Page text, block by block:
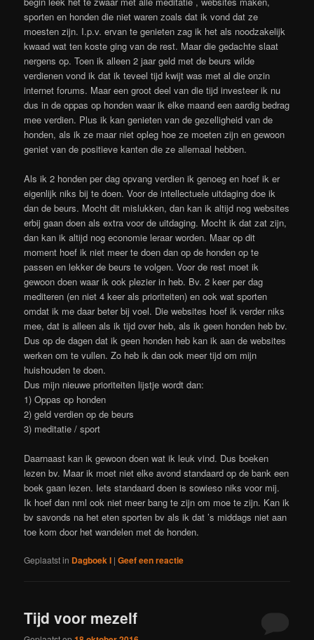
sporten en honden die niet waren zoals dat ik vond dat ze
moesten zijn. I.p.v. ervan te genieten zag ik het als noodzakelijk
kwaad wat ten koste ging van de rest. Maar die gedachte slaat
nergens op. Toen ik alleen 2 jaar geld met de beurs wilde
verdienen vond ik dat ik teveel tijd kwijt was met al die onzin
internet forums. Maar een groot deel van die tijd investeer ik nu
dus in de oppas op honden waar ik elke maand een aardig bedrag
mee verdien. Plus ik kan genieten van de gezelligheid van de
honden, als ik ze maar niet opleg hoe ze moeten zijn en gewoon
geniet van de positieve kanten die ze allemaal hebben.
Als ik 2 honden per dag opvang verdien ik genoeg en hoef ik er
eigenlijk niks bij te doen. Voor de intellectuele uitdaging doe ik
dan de beurs. Mocht dit mislukken, dan kan ik altijd nog websites
erbij gaan doen als extra voor de uitdaging. Mocht ik dat zat zijn,
dan kan ik altijd nog economie leraar worden. Maar op dit
moment hoef ik niet meer te doen dan op de honden op te
passen en lekker de beurs te volgen. Voor de rest moet ik
gewoon doen waar ik ook plezier in heb. Bv. 2 keer per dag
mediteren (en niet 4 keer als prioriteiten) en ook wat sporten
omdat ik me daar beter bij voel. Die websites hoef ik verder niks
mee, dat is alleen als ik tijd over heb, als ik geen honden heb bv.
Dus op de dagen dat ik geen honden heb kan ik aan de websites
werken om te vullen. Zo heb ik dan ook meer tijd om mijn
huishouden te doen.
Dus mijn nieuwe prioriteiten lijstje wordt dan:
1) Oppas op honden
2) geld verdien op de beurs
3) meditatie / sport
Daarnaast kan ik gewoon doen wat ik leuk vind. Dus boeken
lezen bv. Maar ik moet niet elke avond standaard op de bank een
boek gaan lezen. Iets standaard doen is sowieso niks voor mij.
Ik hoef dan nml ook niet meer bang te zijn om moe te zijn. Kan ik
bv savonds na het eten sporten bv als ik dat ’s middags niet aan
toe kom door het wandelen met de honden.
Geplaatst in Dagboek I |Geef een reactie
Tijd voor mezelf